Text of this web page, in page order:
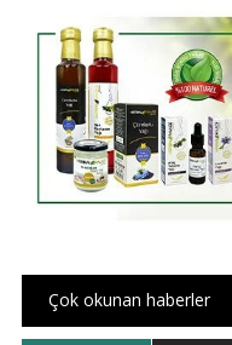
Çok okunan haberler